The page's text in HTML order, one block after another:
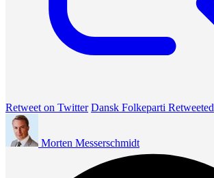
Retweet on Twitter Dansk Folkeparti Retweeted
Morten Messerschmidt